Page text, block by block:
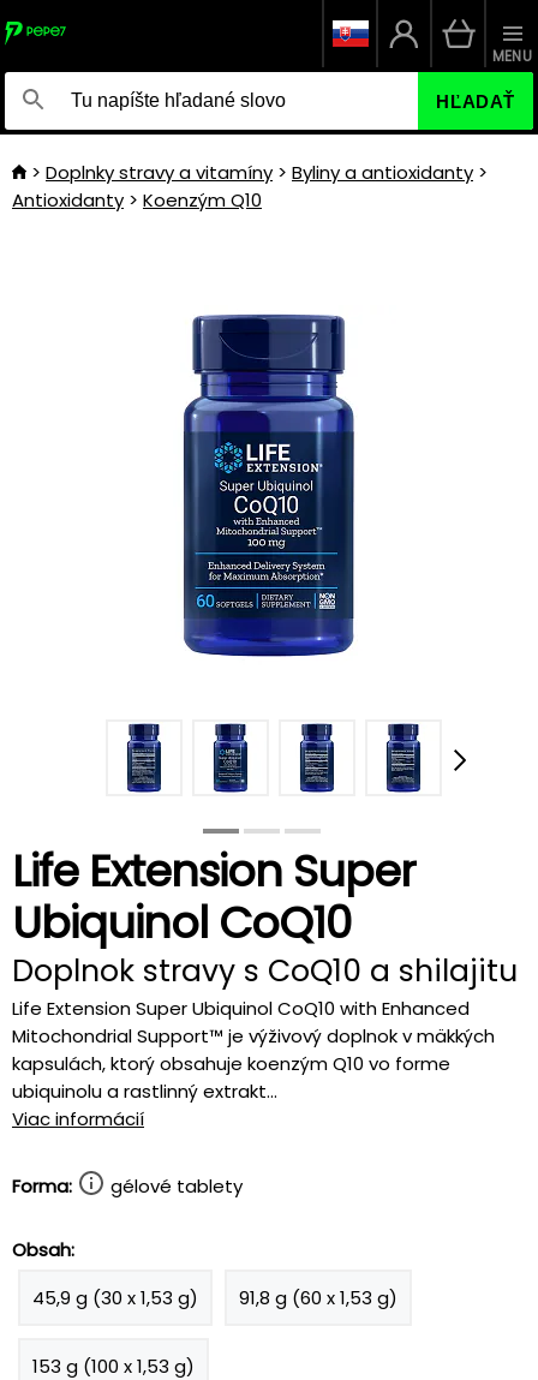
HĽADAŤ
MENU
Doplnky stravy a vitamíny
Byliny a antioxidanty
Antioxidanty
Koenzým Q10
Life Extension Super
Ubiquinol CoQ10
Doplnok stravy s CoQ10 a shilajitu
Life Extension Super Ubiquinol CoQ10 with Enhanced
Mitochondrial Support™ je výživový doplnok v mäkkých
kapsulách, ktorý obsahuje koenzým Q10 vo forme
ubiquinolu a rastlinný extrakt...
Viac informácií
Forma: gélové tablety
Obsah:
45,9 g (30 x 1,53 g)
91,8 g (60 x 1,53 g)
153 g (100 x 1,53 g)